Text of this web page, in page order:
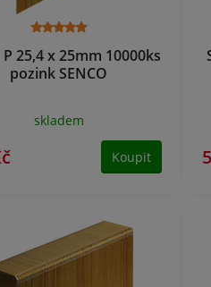
25,4 x 25mm 10000ks
pozink SENCO
skladem
Koupit